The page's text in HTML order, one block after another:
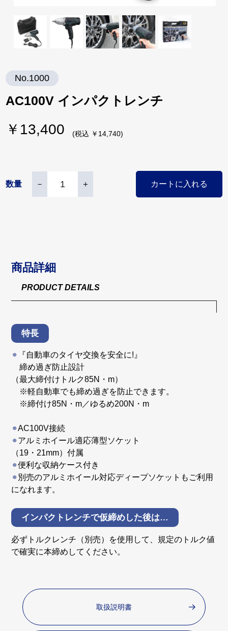
No.1000
AC100V インパクトレンチ
￥13,400 (税込 ￥14,740)
数量 － ＋ カートに入れる
商品詳細
PRODUCT DETAILS
特長
⚫︎
『自動車のタイヤ交換を安全に!』
締め過ぎ防止設計
（最大締付けトルク85N・m）
※軽自動車でも締め過ぎを防止できます。
※締付け85N・m／ゆるめ200N・m
⚫︎AC100V接続
⚫︎アルミホイール適応薄型ソケット
（19・21mm）付属
⚫︎便利な収納ケース付き
⚫︎ 別売のアルミホイール対応ディープソケットもご利用
になれます。
インパクトレンチで仮締めした後は…
必ずトルクレンチ（別売）を使用して、規定のトルク値
で確実に本締めしてください。
取扱説明書